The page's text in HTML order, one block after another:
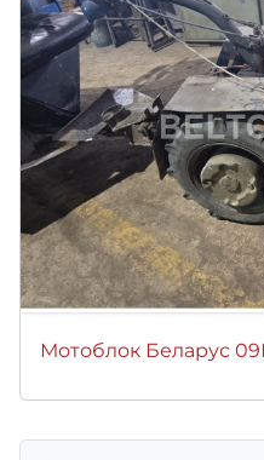
Мотоблок Беларус